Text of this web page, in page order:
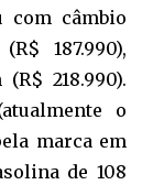
com câmbio
187.990),
218.990).
o
marca em
de 108